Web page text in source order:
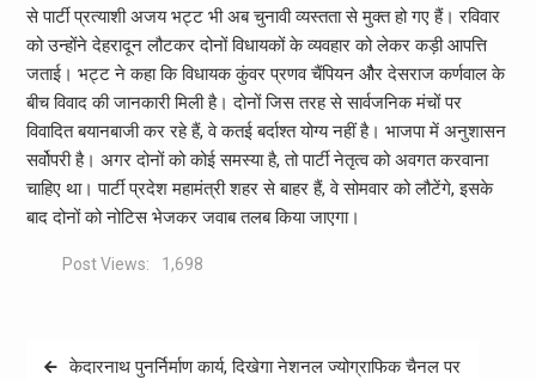
से पार्टी प्रत्याशी अजय भट्ट भी अब चुनावी व्यस्तता से मुक्त हो गए हैं। रविवार
को उन्होंने देहरादून लौटकर दोनों विधायकों के व्यवहार को लेकर कड़ी आपत्ति
जताई। भट्ट ने कहा कि विधायक कुंवर प्रणव चैंपियन औैर देसराज कर्णवाल के
बीच विवाद की जानकारी मिली है। दोनों जिस तरह से सार्वजनिक मंचों पर
विवादित बयानबाजी कर रहे हैं, वे कतई बर्दाश्त योग्य नहीं है। भाजपा में अनुशासन
सर्वोपरी है। अगर दोनों को कोई समस्या है, तो पार्टी नेतृत्व को अवगत करवाना
चाहिए था। पार्टी प्रदेश महामंत्री शहर से बाहर हैं, वे सोमवार को लौटेंगे, इसके
बाद दोनों को नोटिस भेजकर जवाब तलब किया जाएगा।
Post Views: 1,698
Postकेदारनाथ पुनर्निर्माण कार्य, दिखेगा नेशनल ज्योग्राफिक चैनल पर